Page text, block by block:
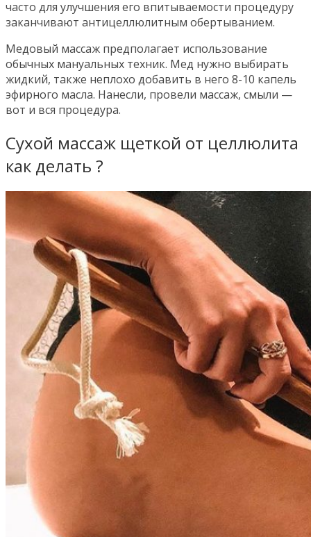
часто для улучшения его впитываемости процедуру
заканчивают антицеллюлитным обертыванием.
Медовый массаж предполагает использование
обычных мануальных техник. Мед нужно выбирать
жидкий, также неплохо добавить в него 8-10 капель
эфирного масла. Нанесли, провели массаж, смыли —
вот и вся процедура.
Сухой массаж щеткой от целлюлита
как делать ?